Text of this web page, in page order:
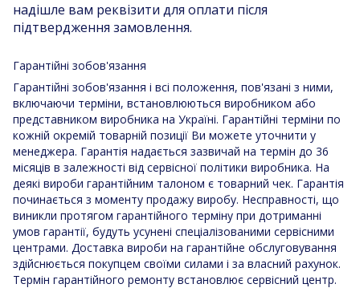
надішле вам реквізити для оплати після
підтвердження замовлення.
Гарантійні зобов'язання
Гарантійні зобов'язання і всі положення, пов'язані з ними,
включаючи терміни, встановлюються виробником або
представником виробника на Україні. Гарантійні терміни по
кожній окремій товарній позиції Ви можете уточнити у
менеджера. Гарантія надається зазвичай на термін до 36
місяців в залежності від сервісної політики виробника. На
деякі вироби гарантійним талоном є товарний чек. Гарантія
починається з моменту продажу виробу. Несправності, що
виникли протягом гарантійного терміну при дотриманні
умов гарантії, будуть усунені спеціалізованими сервісними
центрами. Доставка вироби на гарантійне обслуговування
здійснюється покупцем своїми силами і за власний рахунок.
Термін гарантійного ремонту встановлює сервісний центр.